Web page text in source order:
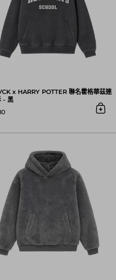
x HARRY POTTER 聯名霍格華茲連
- 黑
放入
x HARRY POTTER 聯名納吉尼浮雕